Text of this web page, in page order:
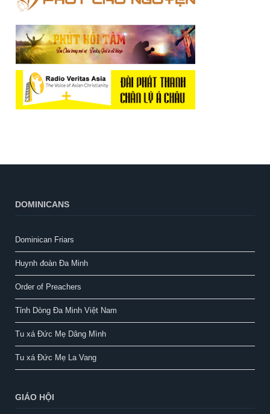
DOMINICANS
Dominican Friars
Huynh đoàn Đa Minh
Order of Preachers
Tỉnh Dòng Đa Minh Việt Nam
Tu xá Đức Mẹ Dâng Mình
Tu xá Đức Mẹ La Vang
GIÁO HỘI